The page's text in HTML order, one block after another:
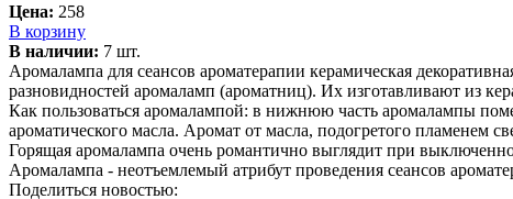
Цена: 258
В корзину
В наличии: 7 шт.
Аромалампа для сеансов ароматерапии керамическая
разновидностей аромаламп (ароматниц). Их изготавливают из
Как пользоваться аромалампой: в нижнюю часть аромалампы
ароматического масла. Аромат от масла, подогретого пламенем
Горящая аромалампа очень романтично выглядит при
Аромалампа - неотъемлемый атрибут проведения сеансов
Поделиться новостью: